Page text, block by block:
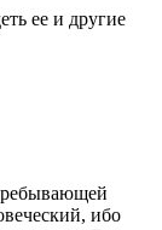
ее и другие
ибо